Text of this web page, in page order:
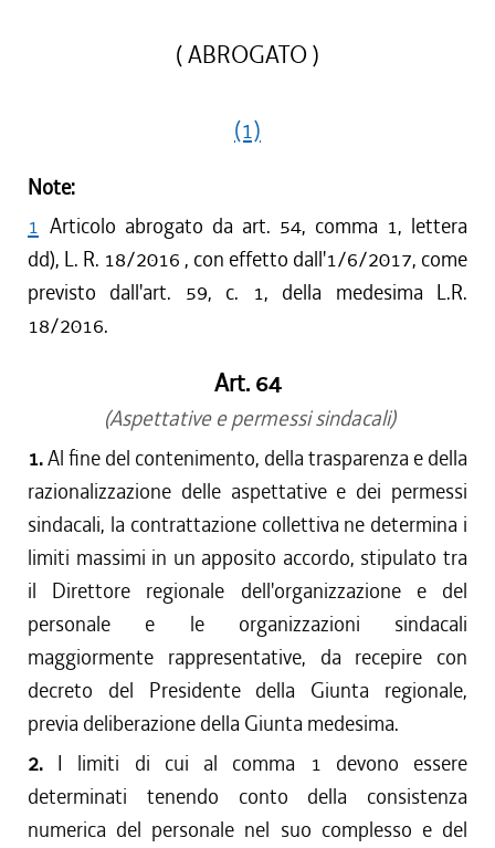
( ABROGATO )
(1)
Note:
1 Articolo abrogato da art. 54, comma 1, lettera
dd), L. R. 18/2016 , con effetto dall'1/6/2017, come
previsto dall'art. 59, c. 1, della medesima L.R.
18/2016.
Art. 64
(Aspettative e permessi sindacali)
1.Al fine del contenimento, della trasparenza e della
razionalizzazione delle aspettative e dei permessi
sindacali, la contrattazione collettiva ne determina i
limiti massimi in un apposito accordo, stipulato tra
il Direttore regionale dell'organizzazione e del
personale e le organizzazioni sindacali
maggiormente rappresentative, da recepire con
decreto del Presidente della Giunta regionale,
previa deliberazione della Giunta medesima.
2. I limiti di cui al comma 1 devono essere
determinati tenendo conto della consistenza
numerica del personale nel suo complesso e del